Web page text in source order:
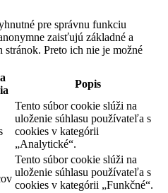
pre správnu funkciu
zaisťujú základné a
Preto ich nie je možné
Popis
Tento súbor cookie slúži na
uloženie súhlasu používateľa s
cookies v kategórii
„Analytické“.
Tento súbor cookie slúži na
uloženie súhlasu používateľa s
cookies v kategórii „Funkčné“.